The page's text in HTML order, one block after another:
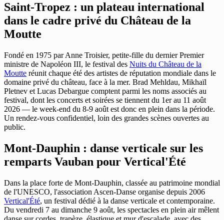
Saint-Tropez : un plateau international
dans le cadre privé du Château de la
Moutte
Fondé en 1975 par Anne Troisier, petite-fille du dernier Premier
ministre de Napoléon III, le festival des Nuits du Château de la
Moutte réunit chaque été des artistes de réputation mondiale dans le
domaine privé du château, face à la mer. Brad Mehldau, Mikhaïl
Pletnev et Lucas Debargue comptent parmi les noms associés au
festival, dont les concerts et soirées se tiennent du 1er au 11 août
2026 — le week-end du 8-9 août est donc en plein dans la période.
Un rendez-vous confidentiel, loin des grandes scènes ouvertes au
public.
Mont-Dauphin : danse verticale sur les
remparts Vauban pour Vertical'Été
Dans la place forte de Mont-Dauphin, classée au patrimoine mondial
de l'UNESCO, l'association Ascen-Danse organise depuis 2006
Vertical'Été, un festival dédié à la danse verticale et contemporaine.
Du vendredi 7 au dimanche 9 août, les spectacles en plein air mêlent